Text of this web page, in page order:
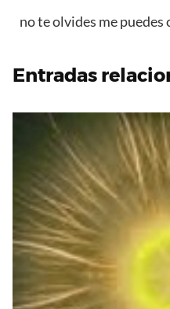
no te olvides me
Entradas